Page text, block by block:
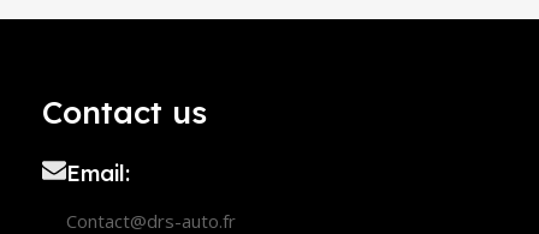
Contact us
Email:
Contact@drs-auto.fr